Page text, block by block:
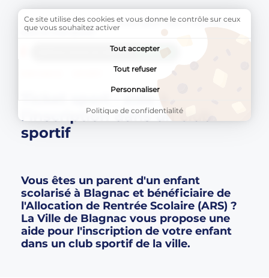
Accueil SPORT Page active :
Ticket sport : aide à l'inscription
dans un club sportif
AddToAny (share) est désactivé. Autoriser
l'inscription dans un club
sportif
Vous êtes un parent d'un enfant
scolarisé à Blagnac et bénéficiaire de
l'Allocation de Rentrée Scolaire (ARS) ?
La Ville de Blagnac vous propose une
aide pour l'inscription de votre enfant
dans un club sportif de la ville.
Ce site utilise des cookies et vous donne le contrôle sur ceux
que vous souhaitez activer
Tout accepter
Tout refuser
Personnaliser
Politique de confidentialité